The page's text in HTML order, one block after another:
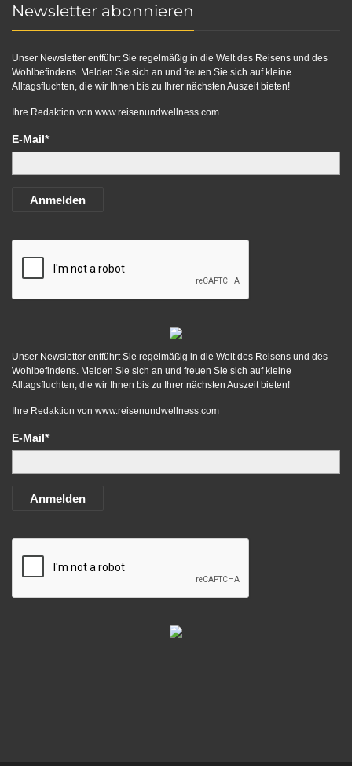
Newsletter abonnieren
Unser Newsletter entführt Sie regelmäßig in die Welt des Reisens und des
Wohlbefindens. Melden Sie sich an und freuen Sie sich auf kleine
Alltagsfluchten, die wir Ihnen bis zu Ihrer nächsten Auszeit bieten!
Ihre Redaktion von www.reisenundwellness.com
E-Mail*
Anmelden
Unser Newsletter entführt Sie regelmäßig in die Welt des Reisens und des
Wohlbefindens. Melden Sie sich an und freuen Sie sich auf kleine
Alltagsfluchten, die wir Ihnen bis zu Ihrer nächsten Auszeit bieten!
Ihre Redaktion von www.reisenundwellness.com
E-Mail*
Anmelden